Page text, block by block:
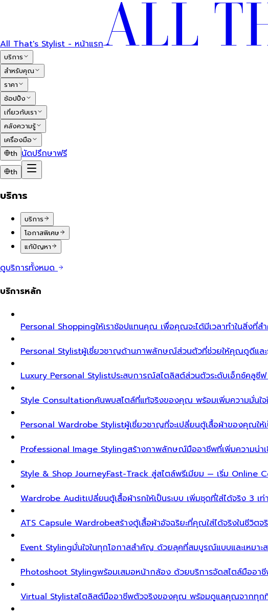
All That's Stylist - หน้าแรก
บริการ
สำหรับคุณ
ราคา
ช้อปปิ้ง
เกี่ยวกับเรา
คลังความรู้
เครื่องมือ
th นัดปรึกษาฟรี
th
บริการ
บริการ
โอกาสพิเศษ
แก้ปัญหา
ดูบริการทั้งหมด
บริการหลัก
Personal Shoppingให้เราช้อปแทนคุณ เพื่อคุณจะได้มีเวลาทำในสิ่งที่
Personal Stylistผู้เชี่ยวชาญด้านภาพลักษณ์ส่วนตัวที่ช่วยให้คุณดูดีและ
Luxury Personal Stylistประสบการณ์สไตลิสต์ส่วนตัวระดับเอ็กซ์คลูซี
Style Consultationค้นพบสไตล์ที่แท้จริงของคุณ พร้อมเพิ่มความมั่นใจ
Personal Wardrobe Stylistผู้เชี่ยวชาญที่จะเปลี่ยนตู้เสื้อผ้าของคุณให้เ
Professional Image Stylingสร้างภาพลักษณ์มืออาชีพที่เพิ่มความน่าเ
Style & Shop JourneyFast-Track สู่สไตล์พรีเมียม — เริ่ม Online
Wardrobe Auditเปลี่ยนตู้เสื้อผ้ารกให้เป็นระบบ เพิ่มชุดที่ใส่ได้จริง 3 เท่
ATS Capsule Wardrobeสร้างตู้เสื้อผ้าอัจฉริยะที่คุณใส่ได้จริงในชีวิตจ
Event Stylingมั่นใจในทุกโอกาสสำคัญ ด้วยลุคที่สมบูรณ์แบบและเหมาะ
Photoshoot Stylingพร้อมเสมอหน้ากล้อง ด้วยบริการจัดสไตล์มืออา
Virtual Stylistสไตลิสต์มืออาชีพตัวจริงของคุณ พร้อมดูแลคุณจากทุกที่